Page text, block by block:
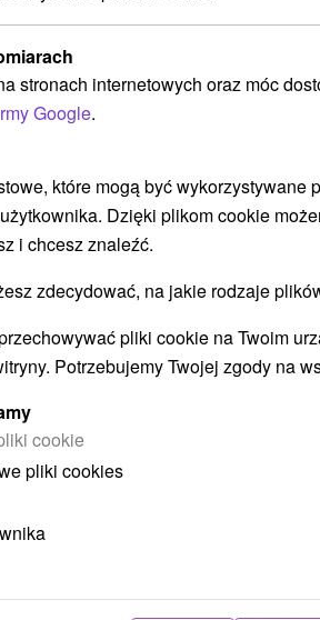
výbežkov...
TAKŻE
stronach internetowych oraz móc
Google.
które mogą być wykorzystywane
Dzięki plikom cookie
i chcesz znaleźć.
zdecydować, na jakie rodzaje
pliki cookie na Twoim
Potrzebujemy Twojej zgody na
cookie
pliki cookies